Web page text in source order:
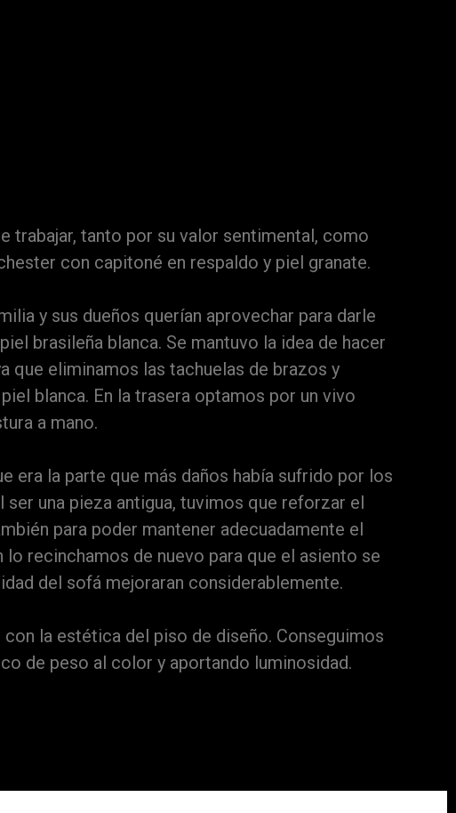
trabajar, tanto por su valor sentimental, como
con capitoné en respaldo y piel granate.
y sus dueños querían aprovechar para darle
brasileña blanca. Se mantuvo la idea de hacer
que eliminamos las tachuelas de brazos y
blanca. En la trasera optamos por un vivo
a mano.
era la parte que más daños había sufrido por los
una pieza antigua, tuvimos que reforzar el
para poder mantener adecuadamente el
recinchamos de nuevo para que el asiento se
del sofá mejoraran considerablemente.
la estética del piso de diseño. Conseguimos
de peso al color y aportando luminosidad.